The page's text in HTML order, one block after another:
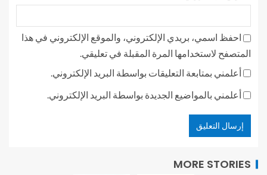
احفظ اسمي، بريدي الإلكتروني، والموقع الإلكتروني في هذا
المتصفح لاستخدامها المرة المقبلة في تعليقي.
أعلمني بمتابعة التعليقات بواسطة البريد الإلكتروني.
أعلمني بالمواضيع الجديدة بواسطة البريد الإلكتروني.
MORE STORIES